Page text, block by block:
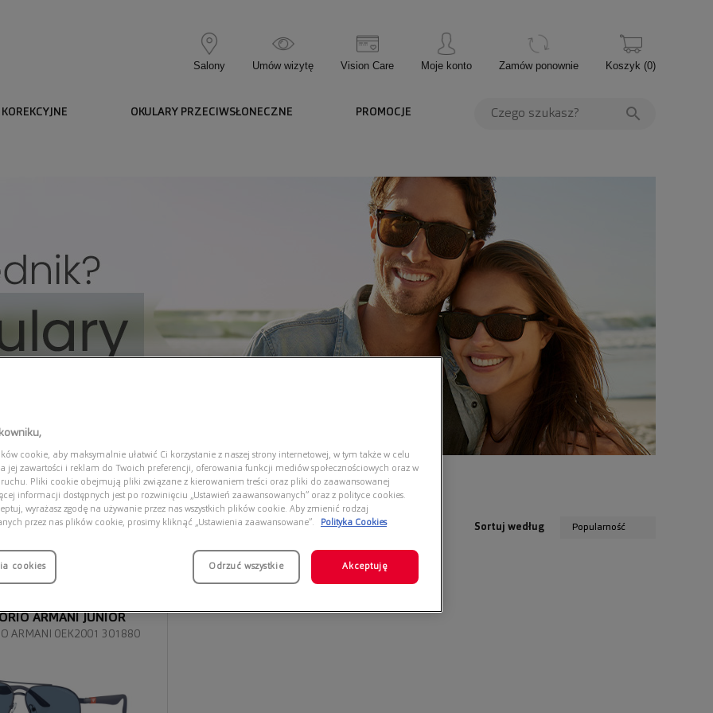
Salony Umów wizytę Vision Care Moje konto Zamów ponownie Koszyk (0)
OKULARY PRZECIWSŁONECZNE PROMOCJE
Sortuj według Popularność
ARMANI 0EK2001 301880
ARMANI JUNIOR
cookie, aby maksymalnie ułatwić Ci korzystanie z naszej strony internetowej, w tym także w celu
jej zawartości i reklam do Twoich preferencji, oferowania funkcji mediów społecznościowych oraz w
Pliki cookie obejmują pliki związane z kierowaniem treści oraz pliki do zaawansowanej
informacji dostępnych jest po rozwinięciu „Ustawień zaawansowanych” oraz z polityce cookies.
wyrażasz zgodę na używanie przez nas wszystkich plików cookie. Aby zmienić rodzaj
przez nas plików cookie, prosimy kliknąć „Ustawienia zaawansowane”.
Polityka Cookies
cookies Odrzuć wszystkie Akceptuję